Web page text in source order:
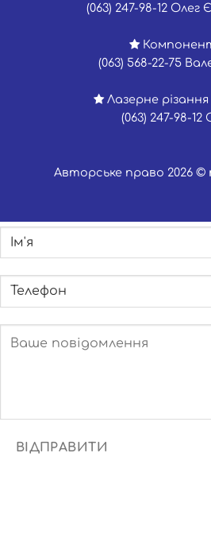
(063) 247-98-12 Олег
(063) 568-22-75
Лазерне
(063) 247-98-12
Авторське право 2026 ©
ВІДПРАВИТИ